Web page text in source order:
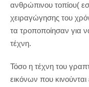
ανθρώπινου τοπίου(
χειραγώγησης του
τα τροποποίησαν για
τέχνη.
Τόσο η τέχνη του
εικόνων που